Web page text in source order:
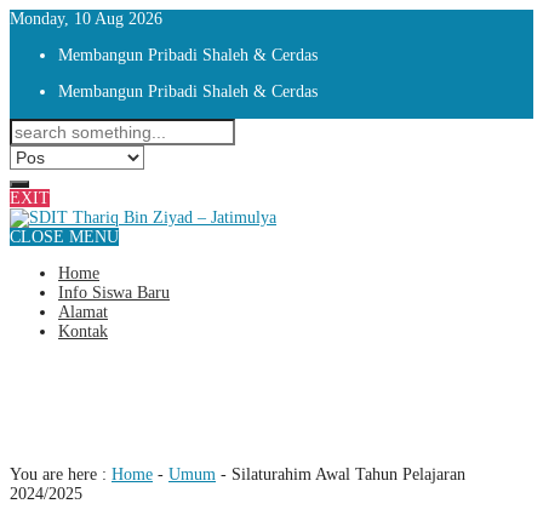
Monday, 10 Aug 2026
Membangun Pribadi Shaleh & Cerdas
Membangun Pribadi Shaleh & Cerdas
EXIT
CLOSE MENU
Home
Info Siswa Baru
Alamat
Kontak
You are here : Home - Umum - Silaturahim Awal Tahun Pelajaran
2024/2025